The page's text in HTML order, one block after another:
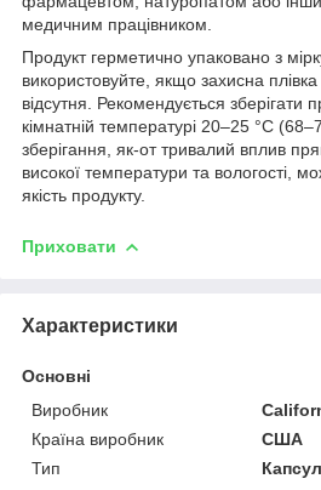
медичним працівником.
Продукт герметично упаковано з
використовуйте, якщо захисна
відсутня. Рекомендується зберігати
кімнатній температурі 20–25 °C
зберігання, як-от тривалий вплив
високої температури та вологості,
якість продукту.
Приховати
Характеристики
Основні
Виробник
Країна виробник
США
Тип